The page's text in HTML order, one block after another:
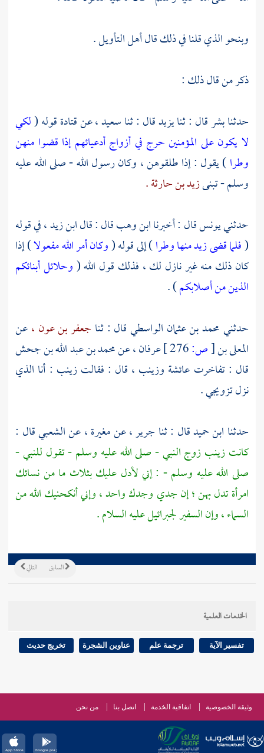
وبنحو الذي قلنا في ذلك قال أهل التأويل .
ذكر من قال ذلك :
حدثنابشرقال : ثنايزيدقال : ثناسعيد ،عنقتادةقوله (لكي
لا يكون على المؤمنين حرج في أزواج أدعيائهم إذا قضوا منهن
وطرا) يقول : إذا طلقوهن ، وكان رسول الله - صلى الله عليه
وسلم - تبنىزيد بن حارثة .
حدثنييونسقال : أخبرناابن وهبقال : قالابن زيد ،في قوله
(فلما قضى زيد منها وطرا) إلى قوله (وكان أمر الله مفعولا) إذا
كان ذلك منه غير نازل لك ، فذلك قول الله (وحلائل أبنائكم
الذين من أصلابكم) .
حدثنيمحمد بن عثمان الواسطيقال : ثنا جعفر بن عون ،عن
المعلى بن[ص: عرفان ،عنمحمد بن عبد الله بن جحش
قال : تفاخرت عائشة وزينب ، قال : فقالتزينب : أنا الذي
نزل تزويجي .
حدثنا ابن حميدقال : ثنا جرير ،عنمغيرة ،عنالشعبيقال :
كانتزينبزوج النبي - صلى الله عليه وسلم - تقول للنبي -
صلى الله عليه وسلم - : إني لأدل عليك بثلاث ما من نسائك
امرأة تدل بهن ؛ إن جدي وجدك واحد ، وإني أنكحنيك الله من
السماء ، وإن السفيرلجبرائيلعليه السلام .
التالي السابق
الخدمات العلمية
تفسير الآية ترجمة علم عناوين الشجرة تخريج حديث
وثيقة الخصوصية اتفاقية الخدمة اتصل بنا من نحن